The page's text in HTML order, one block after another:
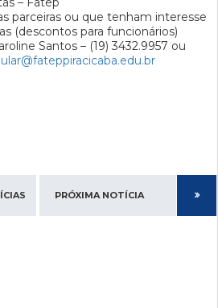
parceiras ou que tenham interesse
(descontos para funcionários)
Santos – (19) 3432.9957 ou
PRÓXIMA NOTÍCIA